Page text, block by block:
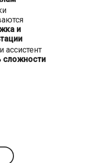
и
ассистент
сложности